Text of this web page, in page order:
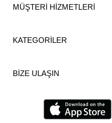
MÜŞTERİ HİZMETLERİ
KATEGORİLER
BİZE ULAŞIN